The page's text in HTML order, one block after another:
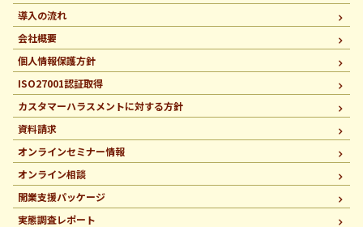
導入の流れ
会社概要
個人情報保護方針
ISO27001認証取得
カスタマーハラスメントに対する方針
資料請求
オンラインセミナー情報
オンライン相談
開業支援パッケージ
実態調査レポート